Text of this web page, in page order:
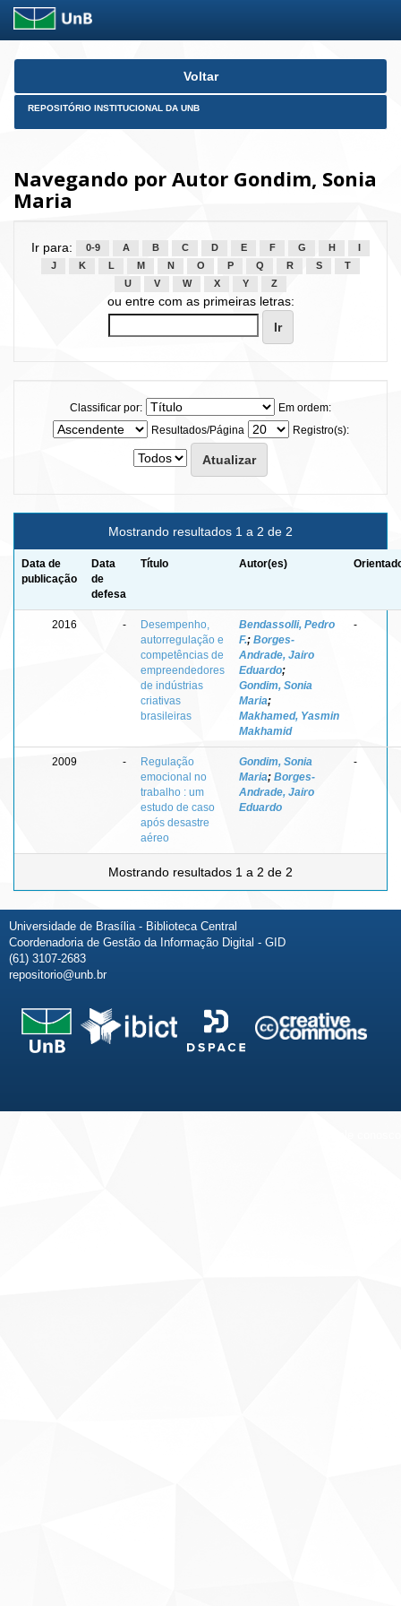
Skip
Voltar
REPOSITÓRIO INSTITUCIONAL DA UNB
Navegando por Autor Gondim, Sonia
Maria
Ir para: 0-9 A B C D E F G H
J
K L M N O P Q R S
T
U
V W X Y Z
ou entre com as primeiras letras:
Classificar por:
Em ordem:
Resultados/Página
Registro(s):
Mostrando resultados 1 a 2 de 2
Data de
publicação
Data
de
defesa
Título Autor(es)
2016 -
Desempenho,
autorregulação e
competências de
empreendedores
de indústrias
criativas
brasileiras
Bendassolli, Pedro
F.; Borges-
Andrade, Jairo
Eduardo;
Gondim, Sonia
Maria;
Makhamed, Yasmin
Makhamid
-
2009 -
Regulação
emocional no
trabalho : um
estudo de caso
após desastre
aéreo
Gondim, Sonia
Maria; Borges-
Andrade, Jairo
Eduardo
-
Mostrando resultados 1 a 2 de 2
Universidade de Brasília - Biblioteca Central
Coordenadoria de Gestão da Informação Digital - GID
(61) 3107-2683
repositorio@unb.br